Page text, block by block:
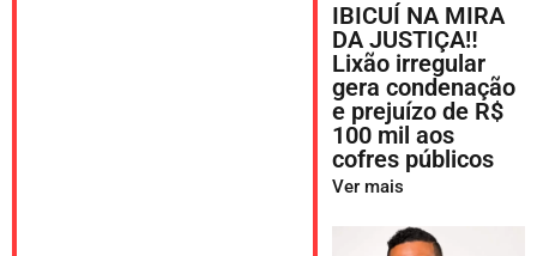
IBICUÍ NA MIRA
DA JUSTIÇA‼️
Lixão irregular
gera condenação
e prejuízo de R$
100 mil aos
cofres públicos
Ver mais